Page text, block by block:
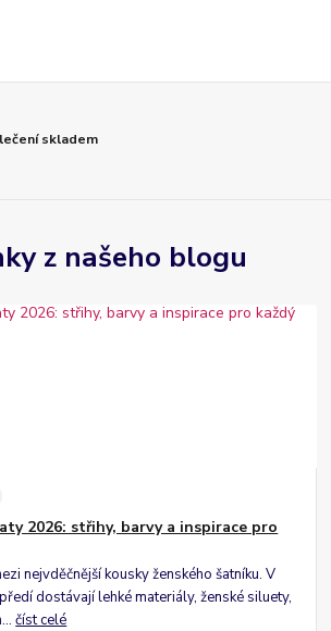
skladem
z našeho blogu
2026: střihy, barvy a inspirace pro
nejvděčnější kousky ženského šatníku. V
dostávají lehké materiály, ženské siluety,
číst celé